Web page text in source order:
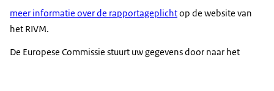
meer informatie over de rapportageplichtop de website van
het RIVM.
De Europese Commissie stuurt uw gegevens door naar het